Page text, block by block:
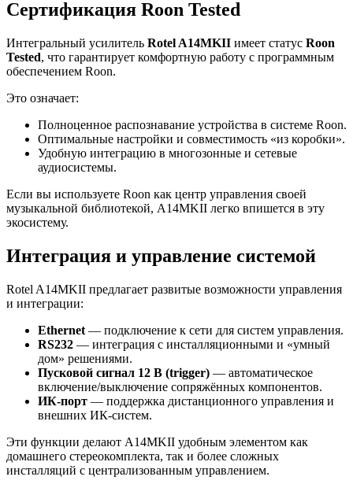
Сертификация Roon Tested
Интегральный усилитель Rotel A14MKII имеет статус Roon
Tested, что гарантирует комфортную работу с программным
обеспечением Roon.
Это означает:
Полноценное распознавание устройства в системе Roon.
Оптимальные настройки и совместимость «из коробки».
Удобную интеграцию в многозонные и сетевые
аудиосистемы.
Если вы используете Roon как центр управления своей
музыкальной библиотекой, A14MKII легко впишется в эту
экосистему.
Интеграция и управление системой
Rotel A14MKII предлагает развитые возможности управления
и интеграции:
Ethernet — подключение к сети для систем управления.
RS232 — интеграция с инсталляционными и «умный
дом» решениями.
Пусковой сигнал 12 В (trigger) — автоматическое
включение/выключение сопряжённых компонентов.
ИК-порт — поддержка дистанционного управления и
внешних ИК-систем.
Эти функции делают A14MKII удобным элементом как
домашнего стереокомплекта, так и более сложных
инсталляций с централизованным управлением.